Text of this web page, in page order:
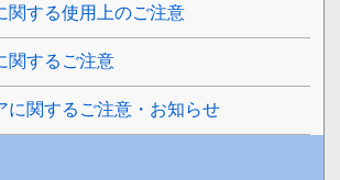
関する使用上のご注意
関するご注意
に関するご注意・お知らせ